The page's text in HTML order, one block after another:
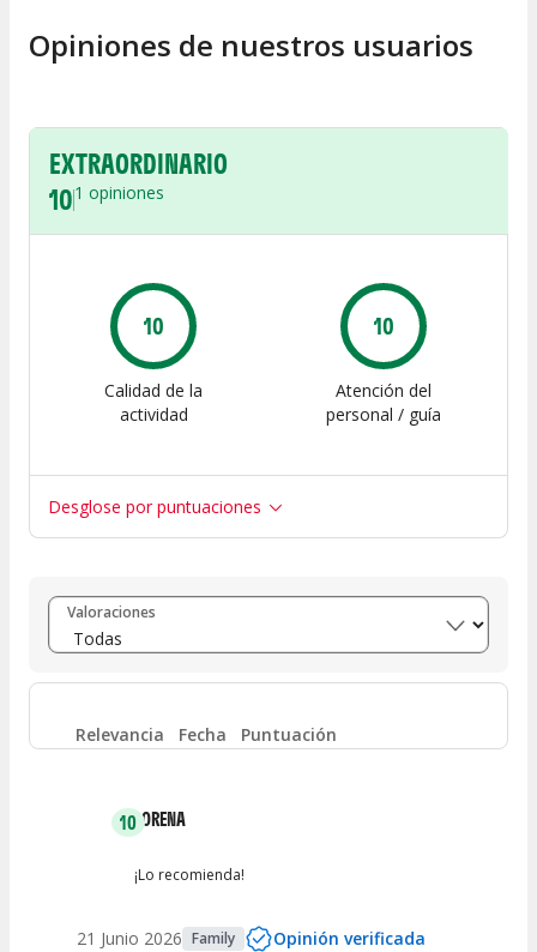
Opiniones de nuestros usuarios
EXTRAORDINARIO
101 opiniones
10
Calidad de la
actividad
10
Atención del
personal / guía
Desglose por puntuaciones
Entre 8 y 10 (1)
Entre 6 y 8 (0)
Entre 4 y 6 0
Valoraciones
Relevancia Fecha Puntuación
10LORENA
¡Lo recomienda!
21 Junio 2026 Family Opinión verificada